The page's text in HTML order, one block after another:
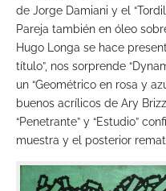
de Jorge Damiani y el
Pareja también en óleo
Hugo Longa se hace
título”, nos sorprende
un “Geométrico en rosa y
buenos acrílicos de Ary
“Penetrante” y “Estudio”
muestra y el posterior